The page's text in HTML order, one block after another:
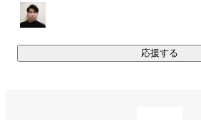
Web開発案件にフリーランスエンジニ
ェントサービスです。自社で育成した
参画時の支援を徹底しています。
応援する